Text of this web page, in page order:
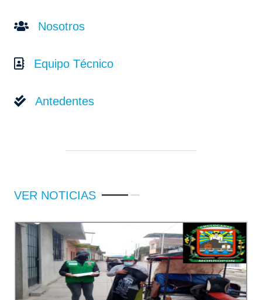
Nosotros
Equipo Técnico
Antedentes
VER NOTICIAS